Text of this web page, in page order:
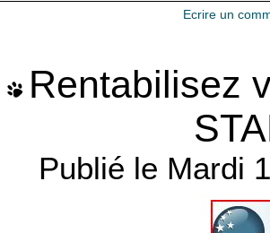
Ecrire un
Rentabilisez
Publié le Mardi